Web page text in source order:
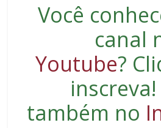
Você
canal
Youtube?
inscreva
também no